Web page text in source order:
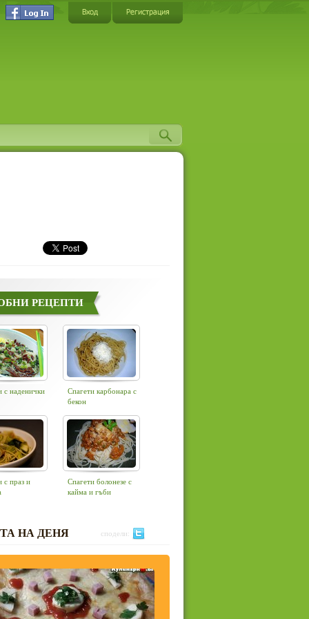
РЕЦЕПТИ
с наденички
Спагети карбонара с
бекон
с праз и
Спагети болонезе с
кайма и гъби
НА ДЕНЯ сподели: